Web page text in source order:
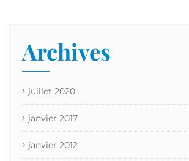
Archives
juillet 2020
janvier 2017
janvier 2012